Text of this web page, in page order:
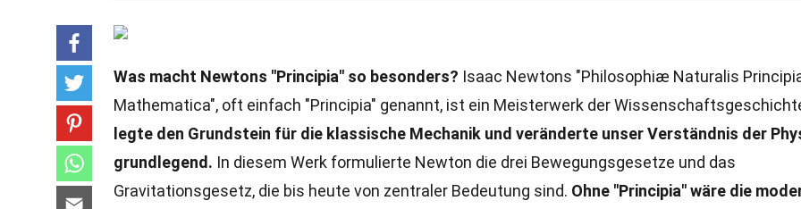
Was macht Newtons "Principia" so besonders? Isaac Newtons "Philosophiæ Naturalis
Mathematica", oft einfach "Principia" genannt, ist ein Meisterwerk der
legte den Grundstein für die klassische Mechanik und veränderte unser Verständnis der
grundlegend. In diesem Werk formulierte Newton die drei Bewegungsgesetze und das
Gravitationsgesetz, die bis heute von zentraler Bedeutung sind. Ohne "Principia" wäre die